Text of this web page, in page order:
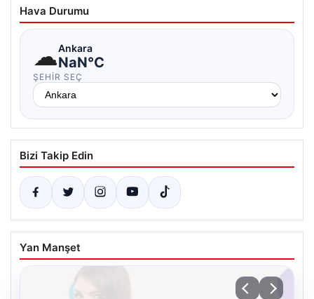
Hava Durumu
☁Ankara
NaN°C
ŞEHIR SEÇ
Bizi Takip Edin
Yan Manşet